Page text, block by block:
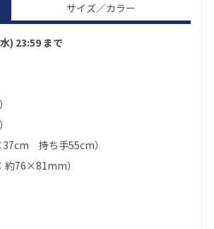
サイズ／カラー
) 23:59 まで
持ち手55cm）
約76×81mm）